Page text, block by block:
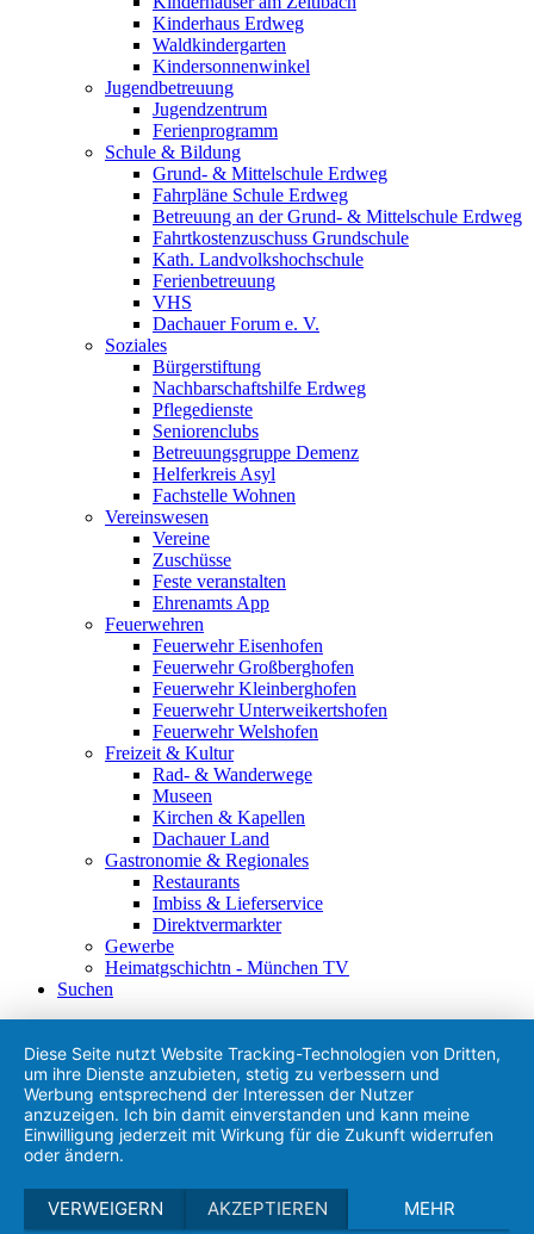
Kinderhaus Erdweg
Waldkindergarten
Kindersonnenwinkel
Jugendbetreuung
Jugendzentrum
Ferienprogramm
Schule & Bildung
Grund- & Mittelschule Erdweg
Fahrpläne Schule Erdweg
Betreuung an der Grund- & Mittelschule Erdweg
Fahrtkostenzuschuss Grundschule
Kath. Landvolkshochschule
Ferienbetreuung
VHS
Dachauer Forum e. V.
Soziales
Bürgerstiftung
Nachbarschaftshilfe Erdweg
Pflegedienste
Seniorenclubs
Betreuungsgruppe Demenz
Helferkreis Asyl
Fachstelle Wohnen
Vereinswesen
Vereine
Zuschüsse
Feste veranstalten
Ehrenamts App
Feuerwehren
Feuerwehr Eisenhofen
Feuerwehr Großberghofen
Feuerwehr Kleinberghofen
Feuerwehr Unterweikertshofen
Feuerwehr Welshofen
Freizeit & Kultur
Rad- & Wanderwege
Museen
Kirchen & Kapellen
Dachauer Land
Gastronomie & Regionales
Restaurants
Imbiss & Lieferservice
Direktvermarkter
Gewerbe
Heimatgschichtn - München TV
Suchen
Diese Seite nutzt Website Tracking-Technologien von Dritten,
um ihre Dienste anzubieten, stetig zu verbessern und
Werbung entsprechend der Interessen der Nutzer
anzuzeigen. Ich bin damit einverstanden und kann meine
Einwilligung jederzeit mit Wirkung für die Zukunft widerrufen
oder ändern.
VERWEIGERN AKZEPTIEREN MEHR